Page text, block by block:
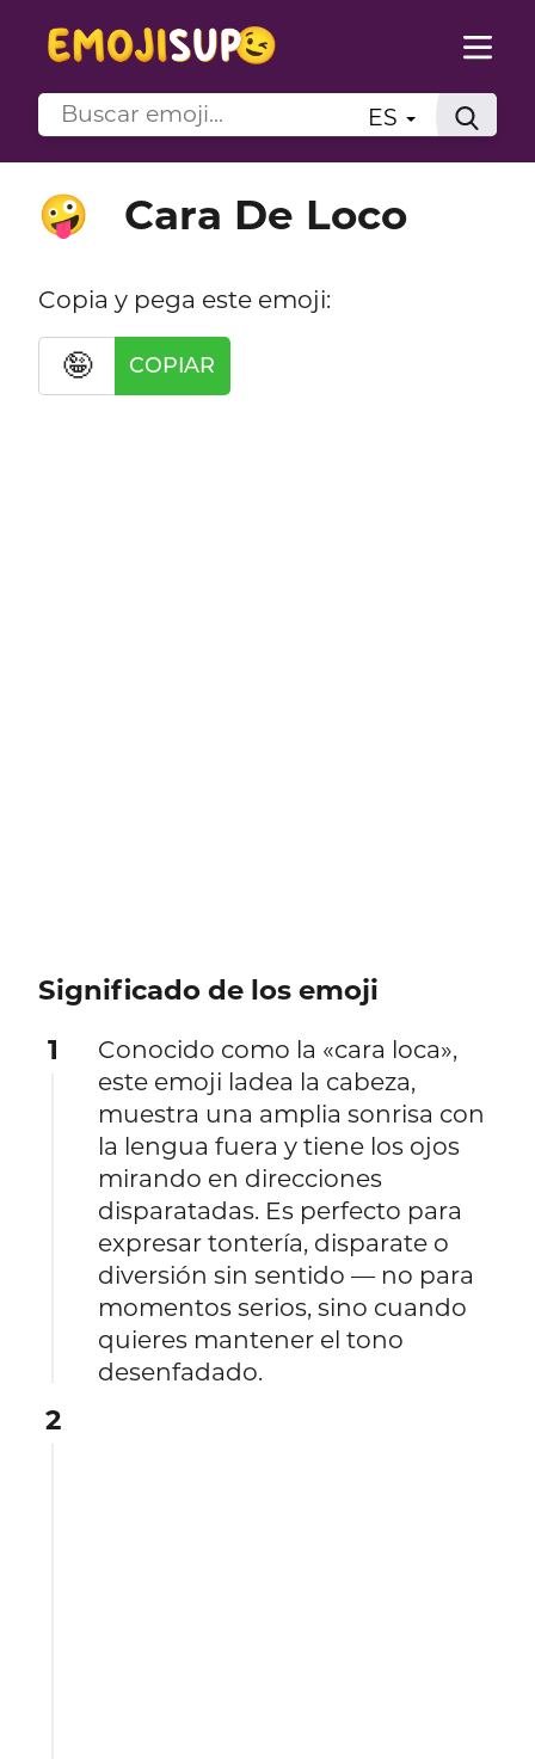
ES
🤪 Cara De Loco
Copia y pega este emoji:
🤪 COPIAR
Significado de los emoji
1
Conocido como la «cara loca»,
este emoji ladea la cabeza,
muestra una amplia sonrisa con
la lengua fuera y tiene los ojos
mirando en direcciones
disparatadas. Es perfecto para
expresar tontería, disparate o
diversión sin sentido — no para
momentos serios, sino cuando
quieres mantener el tono
desenfadado.
2